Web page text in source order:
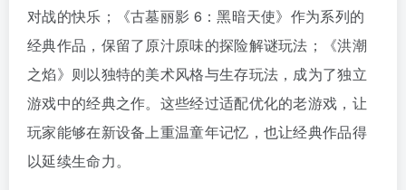
对战的快乐；《古墓丽影 6：黑暗天使》作为系列的
经典作品，保留了原汁原味的探险解谜玩法；《洪潮
之焰》则以独特的美术风格与生存玩法，成为了独立
游戏中的经典之作。这些经过适配优化的老游戏，让
玩家能够在新设备上重温童年记忆，也让经典作品得
以延续生命力。